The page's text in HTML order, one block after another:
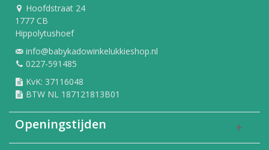
Hoofdstraat 24
1777 CB
Hippolytushoef
info@babykadowinkelukkieshop.nl
0227-591485
KvK: 37116048
BTW NL 187121813B01
Openingstijden